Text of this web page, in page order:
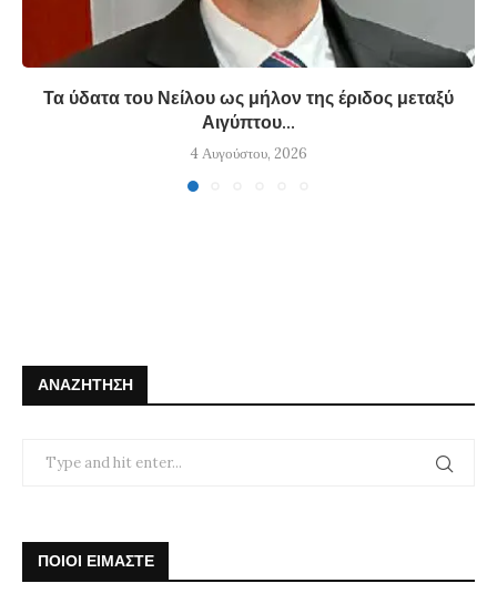
Τα ύδατα του Νείλου ως μήλον της έριδος μεταξύ
Αιγύπτου...
4 Αυγούστου, 2026
ΑΝΑΖΉΤΗΣΗ
ΠΟΙΟΙ ΕΙΜΑΣΤΕ